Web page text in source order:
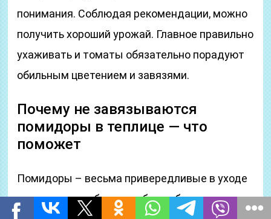
понимания. Соблюдая рекомендации, можно
получить хороший урожай. Главное правильно
ухаживать и томаты обязательно порадуют
обильным цветением и завязями.
Почему не завязываются
помидоры в теплице — что
поможет
Помидоры – весьма привередливые в уходе
растения и требуют к себе особого подхода.